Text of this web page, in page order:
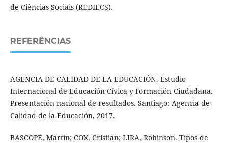
de Ciências Sociais (REDIECS).
REFERÊNCIAS
AGENCIA DE CALIDAD DE LA EDUCACIÓN. Estudio
Internacional de Educación Cívica y Formación Ciudadana.
Presentación nacional de resultados. Santiago: Agencia de
Calidad de la Educación, 2017.
BASCOPÉ, Martín; COX, Cristian; LIRA, Robinson. Tipos de